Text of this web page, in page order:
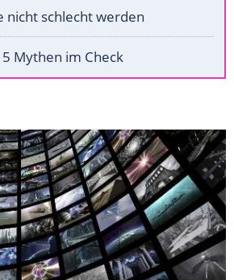
nicht schlecht werden
Mythen im Check